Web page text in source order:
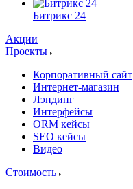
Битрикс 24
Акции
Проекты
Корпоративный сайт
Интернет-магазин
Лэндинг
Интерфейсы
ORM кейсы
SEO кейсы
Видео
Стоимость